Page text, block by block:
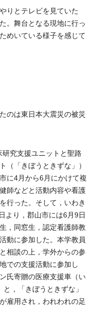
りとテレビを見ていた
。舞台となる現地に行っ
めいている様子を感じて
のは東日本大震災の被災
究支援ユニットと聖路
（「きぼうときずな」）
に4月から6月にかけて複
師などと活動内容や看護
行った。そして，いわき
より，郡山市には6月9日
，同窓生，認定看護師教
動に参加した。本学教員
相談の上，学外からの参
での支援活動に参加し
氏寄贈の医療支援車（い
，「きぼうときずな」
雇用され，われわれの足